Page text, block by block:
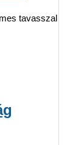
tavasszal